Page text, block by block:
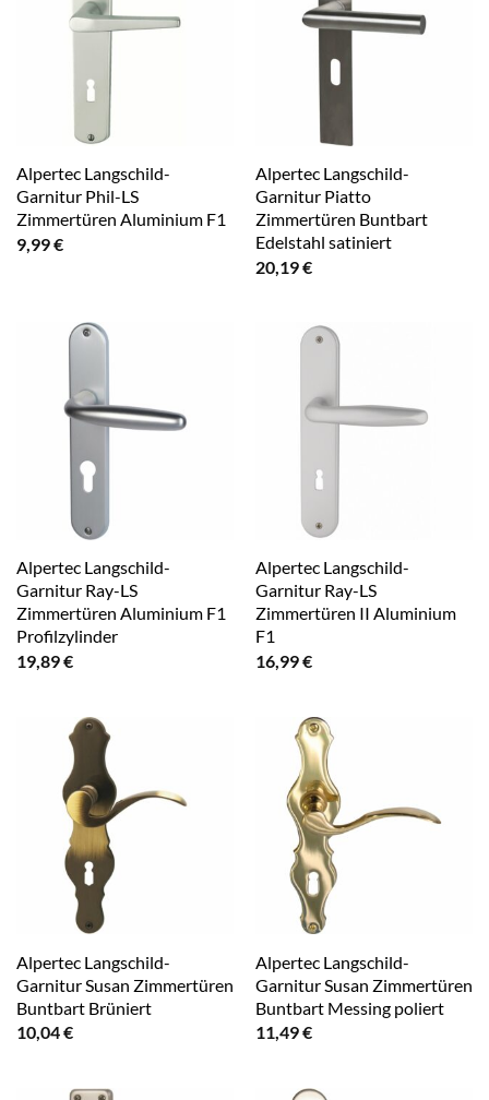
Alpertec Langschild-
Garnitur Phil-LS
Zimmertüren Aluminium F1
9,99€
Alpertec Langschild-
Garnitur Piatto
Zimmertüren Buntbart
Edelstahl satiniert
20,19€
Alpertec Langschild-
Garnitur Ray-LS
Zimmertüren Aluminium F1
Profilzylinder
19,89€
Alpertec Langschild-
Garnitur Ray-LS
Zimmertüren II Aluminium
F1
16,99€
Alpertec Langschild-
Garnitur Susan Zimmertüren
Buntbart Brüniert
10,04€
Alpertec Langschild-
Garnitur Susan Zimmertüren
Buntbart Messing poliert
11,49€